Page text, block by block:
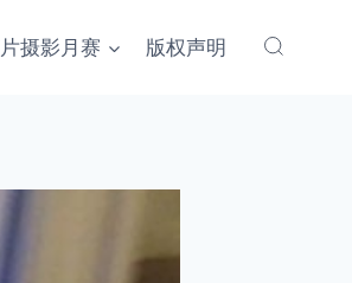
摄影月赛 版权声明